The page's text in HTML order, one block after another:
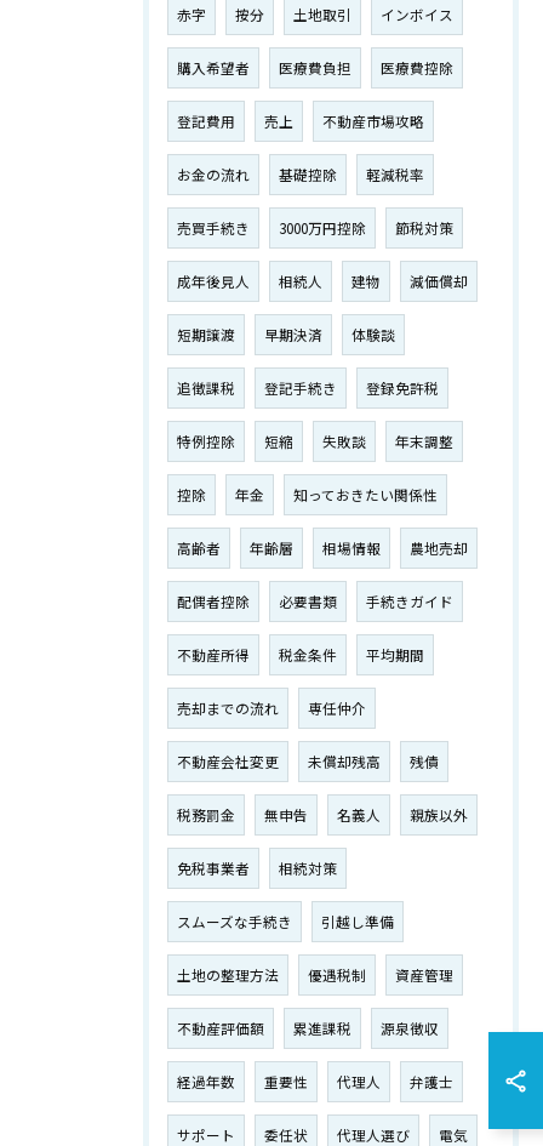
赤字 按分 土地取引 インボイス
購入希望者 医療費負担 医療費控除
登記費用 売上 不動産市場攻略
お金の流れ 基礎控除 軽減税率
売買手続き 3000万円控除 節税対策
成年後見人 相続人 建物 減価償却
短期譲渡 早期決済 体験談
追徴課税 登記手続き 登録免許税
特例控除 短縮 失敗談 年末調整
控除 年金 知っておきたい関係性
高齢者 年齢層 相場情報 農地売却
配偶者控除 必要書類 手続きガイド
不動産所得 税金条件 平均期間
売却までの流れ 専任仲介
不動産会社変更 未償却残高 残債
税務罰金 無申告 名義人 親族以外
免税事業者 相続対策
スムーズな手続き 引越し準備
土地の整理方法 優遇税制 資産管理
不動産評価額 累進課税 源泉徴収
経過年数 重要性 代理人 弁護士
サポート 委任状 代理人選び 電気